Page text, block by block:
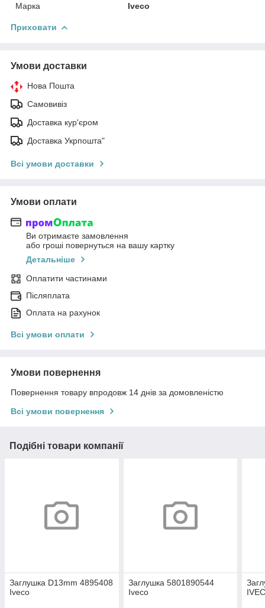
Марка
Iveco
Приховати
Умови доставки
Нова Пошта
Самовивіз
Доставка кур'єром
Доставка Укрпошта"
Всі умови доставки
Умови оплати
Ви отримаєте замовлення
або гроші повернуться на вашу картку
Детальніше
Оплатити частинами
Післяплата
Оплата на рахунок
Всі умови оплати
Умови повернення
Повернення товару впродовж 14 днів за домовленістю
Всі умови повернення
Подібні товари компанії
Заглушка D13mm 4895408
Iveco
Заглушка 5801890544
Iveco